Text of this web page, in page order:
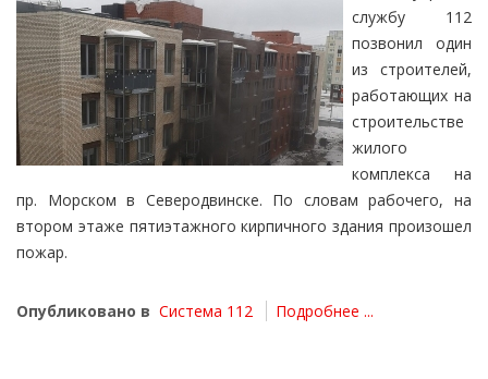
службу 112
позвонил один
из строителей,
работающих на
строительстве
жилого
комплекса на
пр. Морском в Северодвинске. По словам рабочего, на
втором этаже пятиэтажного кирпичного здания произошел
пожар.
Опубликовано в Система 112 Подробнее ...